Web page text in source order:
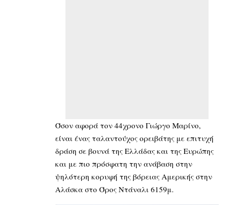
Όσον αφορά τον 44χρονο Γιώργο Μαρίνο,
είναι ένας ταλαντούχος ορειβάτης με επιτυχή
δράση σε βουνά της Ελλάδας και της Ευρώπης
και με πιο πρόσφατη την ανάβαση στην
ψηλότερη κορυφή της βόρειας Αμερικής στην
Αλάσκα στο Όρος Ντάναλι 6159μ.